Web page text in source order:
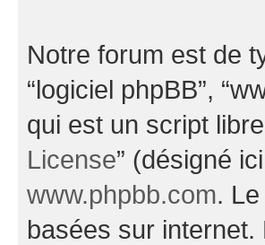
Notre forum est de
“logiciel phpBB”,
qui est un script
License” (désigné
www.phpbb.com.
basées sur internet.